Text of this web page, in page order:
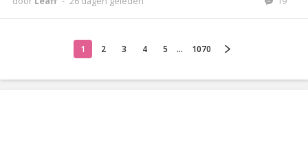
1 2 3 4 5 ... 1070